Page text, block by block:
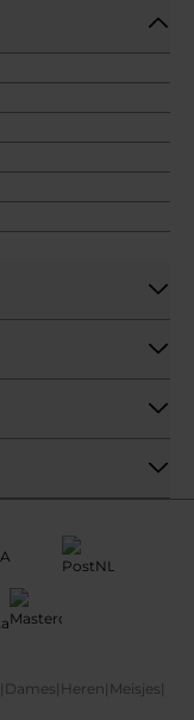
Dames Heren Meisjes